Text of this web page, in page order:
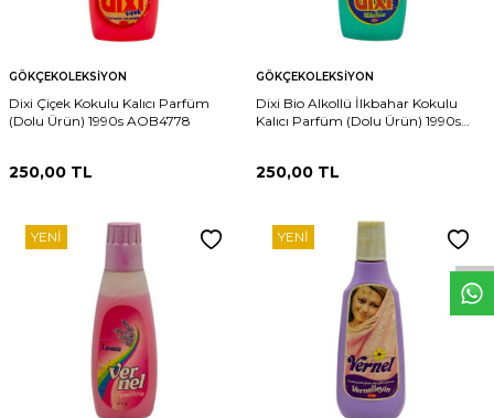
W
h
t
s
p
p
D
e
s
e
H
a
t
t
GÖKÇEKOLEKSIYON
Dixi Çiçek Kokulu Kalıcı Parfüm
(Dolu Ürün) 1990s AOB4778
250,00 TL
GÖKÇEKOLEKSIYON
Dixi Bio Alkollü İlkbahar Kokulu
Kalıcı Parfüm (Dolu Ürün) 1990s
250,00 TL
YENI YENI